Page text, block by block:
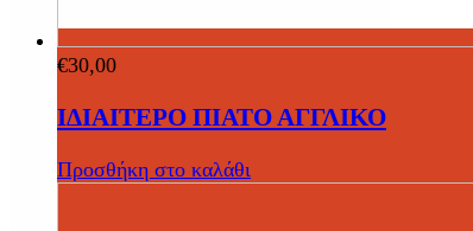
€30,00
ΙΔΙΑΙΤΕΡΟ ΠΙΑΤΟ ΑΓΓΛΙΚΟ
Προσθήκη στο καλάθι